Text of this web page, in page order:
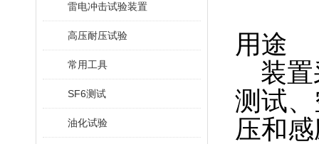
雷电冲击试验装置
高压耐压试验
常用工具
SF6测试
油化试验
用途
装置
测试
压和